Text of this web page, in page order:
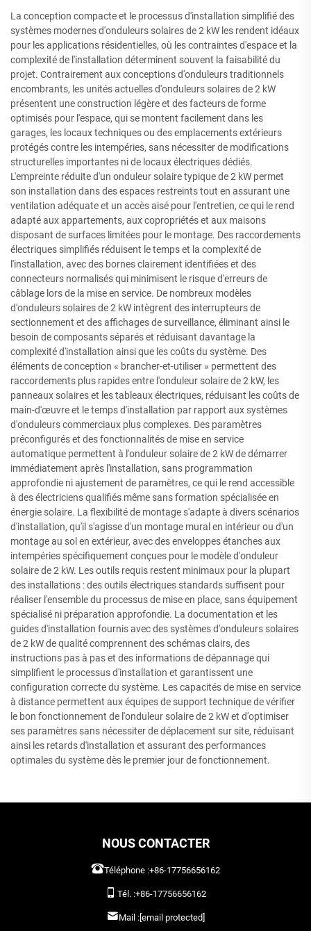
La conception compacte et le processus d'installation simplifié des
systèmes modernes d'onduleurs solaires de 2 kW les rendent idéaux
pour les applications résidentielles, où les contraintes d'espace et la
complexité de l'installation déterminent souvent la faisabilité du
projet. Contrairement aux conceptions d'onduleurs traditionnels
encombrants, les unités actuelles d'onduleurs solaires de 2 kW
présentent une construction légère et des facteurs de forme
optimisés pour l'espace, qui se montent facilement dans les
garages, les locaux techniques ou des emplacements extérieurs
protégés contre les intempéries, sans nécessiter de modifications
structurelles importantes ni de locaux électriques dédiés.
L'empreinte réduite d'un onduleur solaire typique de 2 kW permet
son installation dans des espaces restreints tout en assurant une
ventilation adéquate et un accès aisé pour l'entretien, ce qui le rend
adapté aux appartements, aux copropriétés et aux maisons
disposant de surfaces limitées pour le montage. Des raccordements
électriques simplifiés réduisent le temps et la complexité de
l'installation, avec des bornes clairement identifiées et des
connecteurs normalisés qui minimisent le risque d'erreurs de
câblage lors de la mise en service. De nombreux modèles
d'onduleurs solaires de 2 kW intègrent des interrupteurs de
sectionnement et des affichages de surveillance, éliminant ainsi le
besoin de composants séparés et réduisant davantage la
complexité d'installation ainsi que les coûts du système. Des
éléments de conception « brancher-et-utiliser » permettent des
raccordements plus rapides entre l'onduleur solaire de 2 kW, les
panneaux solaires et les tableaux électriques, réduisant les coûts de
main-d'œuvre et le temps d'installation par rapport aux systèmes
d'onduleurs commerciaux plus complexes. Des paramètres
préconfigurés et des fonctionnalités de mise en service
automatique permettent à l'onduleur solaire de 2 kW de démarrer
immédiatement après l'installation, sans programmation
approfondie ni ajustement de paramètres, ce qui le rend accessible
à des électriciens qualifiés même sans formation spécialisée en
énergie solaire. La flexibilité de montage s'adapte à divers scénarios
d'installation, qu'il s'agisse d'un montage mural en intérieur ou d'un
montage au sol en extérieur, avec des enveloppes étanches aux
intempéries spécifiquement conçues pour le modèle d'onduleur
solaire de 2 kW. Les outils requis restent minimaux pour la plupart
des installations : des outils électriques standards suffisent pour
réaliser l'ensemble du processus de mise en place, sans équipement
spécialisé ni préparation approfondie. La documentation et les
guides d'installation fournis avec des systèmes d'onduleurs solaires
de 2 kW de qualité comprennent des schémas clairs, des
instructions pas à pas et des informations de dépannage qui
simplifient le processus d'installation et garantissent une
configuration correcte du système. Les capacités de mise en service
à distance permettent aux équipes de support technique de vérifier
le bon fonctionnement de l'onduleur solaire de 2 kW et d'optimiser
ses paramètres sans nécessiter de déplacement sur site, réduisant
ainsi les retards d'installation et assurant des performances
optimales du système dès le premier jour de fonctionnement.
NOUS CONTACTER
Téléphone :+86-17756656162
Tél. :+86-17756656162
Mail :[email protected]